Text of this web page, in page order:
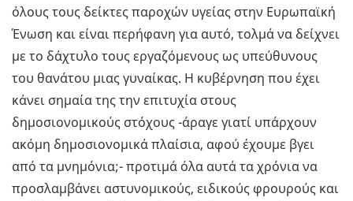
όλους τους δείκτες παροχών υγείας στην Ευρωπαϊκή
Ένωση και είναι περήφανη για αυτό, τολμά να δείχνει
με το δάχτυλο τους εργαζόμενους ως υπεύθυνους
του θανάτου μιας γυναίκας. Η κυβέρνηση που έχει
κάνει σημαία της την επιτυχία στους
δημοσιονομικούς στόχους -άραγε γιατί υπάρχουν
ακόμη δημοσιονομικά πλαίσια, αφού έχουμε βγει
από τα μνημόνια;- προτιμά όλα αυτά τα χρόνια να
προσλαμβάνει αστυνομικούς, ειδικούς φρουρούς και